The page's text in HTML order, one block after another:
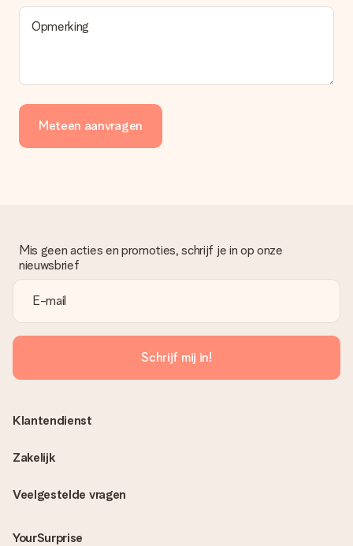
Opmerking
Meteen aanvragen
Mis geen acties en promoties, schrijf je in op onze
nieuwsbrief
Schrijf mij in!
Veelgestelde vragen
YourSurprise
Klantendienst
Zakelijk